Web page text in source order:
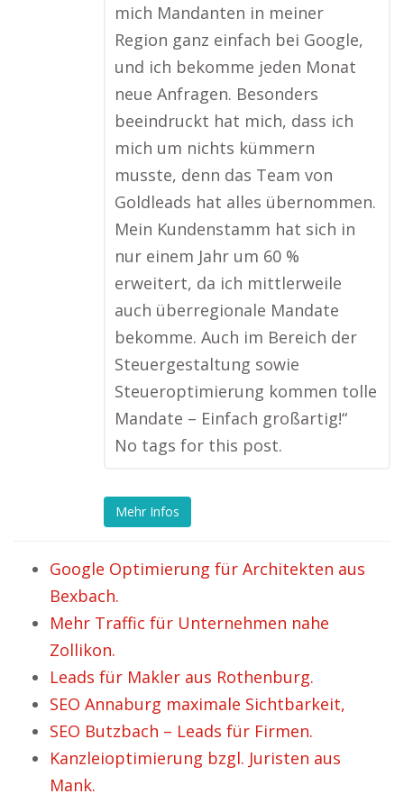
mich Mandanten in meiner
Region ganz einfach bei Google,
und ich bekomme jeden Monat
neue Anfragen. Besonders
beeindruckt hat mich, dass ich
mich um nichts kümmern
musste, denn das Team von
Goldleads hat alles übernommen.
Mein Kundenstamm hat sich in
nur einem Jahr um 60 %
erweitert, da ich mittlerweile
auch überregionale Mandate
bekomme. Auch im Bereich der
Steuergestaltung sowie
Steueroptimierung kommen tolle
Mandate – Einfach großartig!“
No tags for this post.
Mehr Infos
Google Optimierung für Architekten aus
Bexbach.
Mehr Traffic für Unternehmen nahe
Zollikon.
Leads für Makler aus Rothenburg.
SEO Annaburg maximale Sichtbarkeit,
SEO Butzbach – Leads für Firmen.
Kanzleioptimierung bzgl. Juristen aus
Mank.